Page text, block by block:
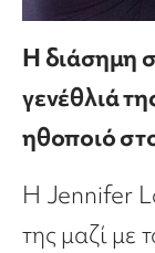
Η διάσημη
γενέθλιά
ηθοποιό
Η Jennifer
της μαζί με